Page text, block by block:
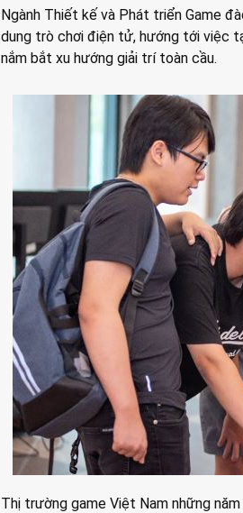
Ngành Thiết kế và Phát triển Game
dung trò chơi điện tử, hướng tới việc
nắm bắt xu hướng giải trí toàn cầu.
Thị trường game Việt Nam những